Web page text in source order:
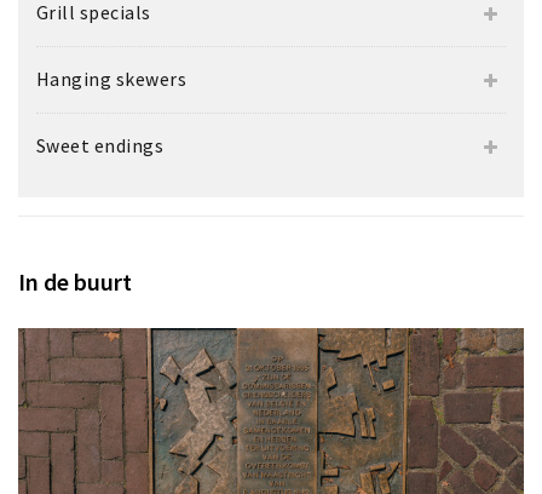
Grill specials
Hanging skewers
Sweet endings
In de buurt